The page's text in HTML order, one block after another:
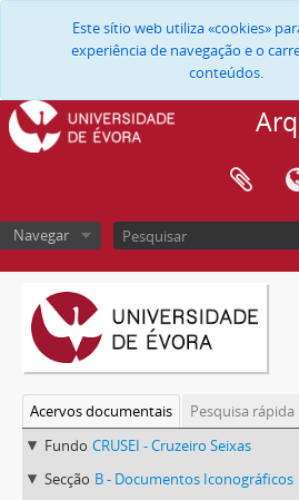
Este sítio web utiliza «cookies»
experiência de navegação e o
conteúdos.
Navegar
Acervos documentais
Pesquisa rápida
Fundo CRUSEI - Cruzeiro Seixas
Secção B - Documentos Iconográficos